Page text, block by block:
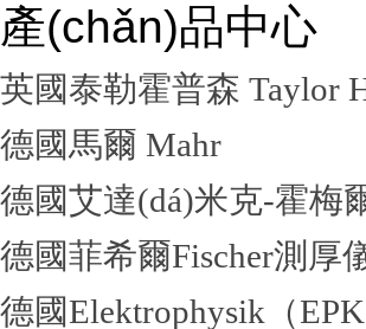
產(chǎn)品中心
英國泰勒霍普森 Taylor
德國馬爾 Mahr
德國艾達(dá)米克-霍梅
德國菲希爾Fischer測厚
德國Elektrophysik（EPK